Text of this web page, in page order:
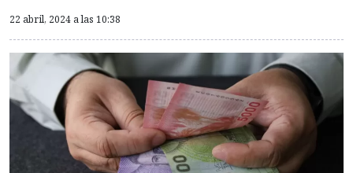
22 abril, 2024 a las 10:38